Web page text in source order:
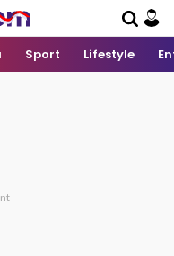
Sport Lifestyle